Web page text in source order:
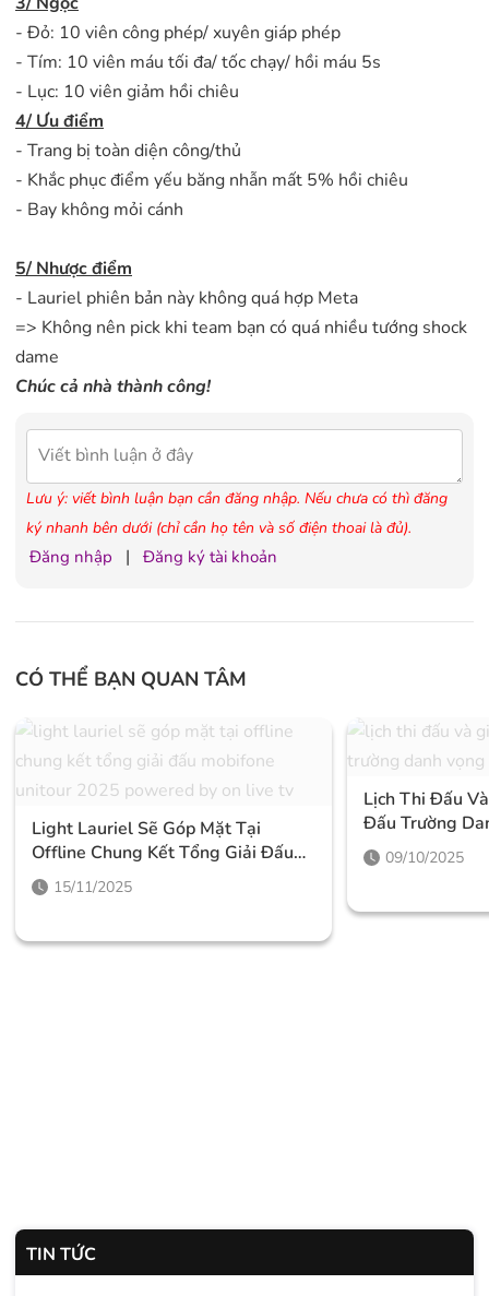
- Đỏ: 10 viên công phép/ xuyên giáp phép
- Tím: 10 viên máu tối đa/ tốc chạy/ hồi máu 5s
- Lục: 10 viên giảm hồi chiêu
4/ Ưu điểm
- Trang bị toàn diện công/thủ
- Khắc phục điểm yếu băng nhẫn mất 5% hồi chiêu
- Bay không mỏi cánh
5/ Nhược điểm
- Lauriel phiên bản này không quá hợp Meta
=> Không nên pick khi team bạn có quá nhiều tướng shock
dame
Chúc cả nhà thành công!
Lưu ý: viết bình luận bạn cần đăng nhập. Nếu chưa có thì đăng
ký nhanh bên dưới (chỉ cần họ tên và số điện thoai là đủ).
Đăng nhập | Đăng ký tài khoản
CÓ THỂ BẠN QUAN TÂM
Light Lauriel Sẽ Góp Mặt Tại
Offline Chung Kết Tổng Giải Đấu
Mobifone Unitour 2025 Powered
By On Live Tv
15/11/2025
Lịch Thi Đấu
Đấu Trường
202509/10/2025
TIN TỨC